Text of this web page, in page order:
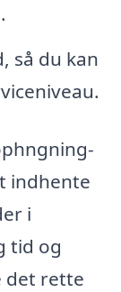
så du kan
indhente
i
tid og
det rette